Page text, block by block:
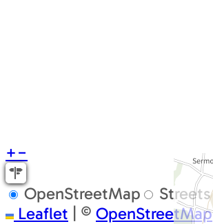
+−
OpenStreetMap Streets
Leaflet | © OpenStreetMap